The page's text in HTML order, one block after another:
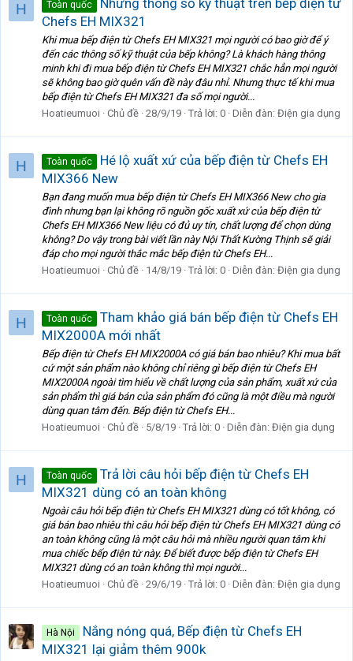
H Toàn quốc
Chefs EH MIX321
Khi mua bếp điện từ Chefs EH MIX321 mọi người có bao giờ để ý
đến các thông số kỹ thuật của bếp không? Là khách hàng thông
minh khi đi mua bếp điện từ Chefs EH MIX321 chắc hẳn mọi người
sẽ không bao giờ quên vấn đề này đâu nhỉ. Nhưng thực tế khi mua
bếp điện từ Chefs EH MIX321 đa số mọi người...
Hoatieumuoi
Chủ đề 28/9/19 Trả lời: 0 Diễn đàn: Điện gia dụng
H Toàn quốc
Hé lộ xuất xứ của bếp điện từ Chefs EH
MIX366 New
Bạn đang muốn mua bếp điện từ Chefs EH MIX366 New cho gia
đình nhưng bạn lại không rõ nguồn gốc xuất xứ của bếp điện từ
Chefs EH MIX366 New liệu có đủ uy tín, chất lượng để chọn dùng
không? Do vậy trong bài viết lần này Nội Thất Kường Thịnh sẽ giải
đáp cho mọi người thắc mắc bếp điện từ Chefs EH...
Hoatieumuoi
Chủ đề 14/8/19 Trả lời: 0 Diễn đàn: Điện gia dụng
H Toàn quốc
Tham khảo giá bán bếp điện từ Chefs EH
MIX2000A mới nhất
Bếp điện từ Chefs EH MIX2000A có giá bán bao nhiêu? Khi mua bất
cứ một sản phẩm nào không chỉ riêng gì bếp điện từ Chefs EH
MIX2000A ngoài tìm hiểu về chất lượng của sản phẩm, xuất xứ của
sản phẩm thì giá bán của sản phẩm đó cũng là một điều mà người
dùng quan tâm đến. Bếp điện từ Chefs EH...
Hoatieumuoi
Chủ đề 5/8/19 Trả lời: 0 Diễn đàn: Điện gia dụng
H Toàn quốc
Trả lời câu hỏi bếp điện từ Chefs EH
MIX321 dùng có an toàn không
Ngoài câu hỏi bếp điện từ Chefs EH MIX321 dùng có tốt không, có
giá bán bao nhiêu thì câu hỏi bếp điện từ Chefs EH MIX321 dùng có
an toàn không cũng là một câu hỏi mà nhiều người quan tâm khi
mua chiếc bếp điện từ này. Để biết được bếp điện từ Chefs EH
MIX321 dùng có an toàn không thì mọi người...
Hoatieumuoi
Chủ đề 29/6/19 Trả lời: 0 Diễn đàn: Điện gia dụng
Hà Nội
Nắng nóng quá, Bếp điện từ Chefs EH
MIX321 lại giảm thêm 900k